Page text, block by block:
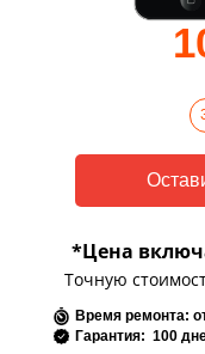
*Цена
Точную
Время ремонта:
Гарантия: 100